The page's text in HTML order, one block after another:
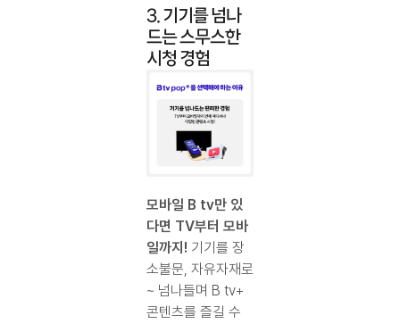
3. 기기를 넘나
드는 스무스한
시청 경험
모바일 B tv만 있
다면 TV부터 모바
일까지! 기기를 장
소불문, 자유자재로
~ 넘나들며 B tv+
콘텐츠를 즐길 수